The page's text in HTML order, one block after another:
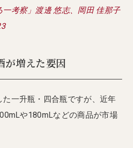
考察」渡邊 悠志、岡田 佳那子
が増えた要因
た一升瓶・四合瓶ですが、近年
や180mLなどの商品が市場